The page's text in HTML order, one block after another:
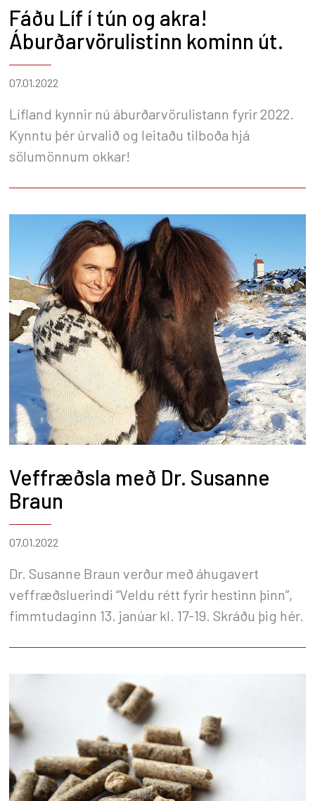
Fáðu Líf í tún og akra!
Áburðarvörulistinn kominn út.
07.01.2022
Lífland kynnir nú áburðarvörulistann fyrir 2022.
Kynntu þér úrvalið og leitaðu tilboða hjá
sölumönnum okkar!
Veffræðsla með Dr. Susanne
Braun
07.01.2022
Dr. Susanne Braun verður með áhugavert
veffræðsluerindi “Veldu rétt fyrir hestinn þinn”,
fimmtudaginn 13. janúar kl. 17-19. Skráðu þig hér.